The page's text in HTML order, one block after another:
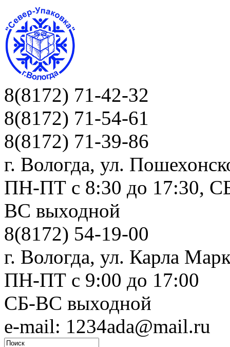
8(8172) 71-42-32
8(8172) 71-54-61
8(8172) 71-39-86
г. Вологда, ул.
ПН-ПТ c 8:30 до 17:30,
ВС выходной
8(8172) 54-19-00
г. Вологда, ул. Карла
ПН-ПТ c 9:00 до 17:00
СБ-ВС выходной
e-mail: 1234ada@mail.ru